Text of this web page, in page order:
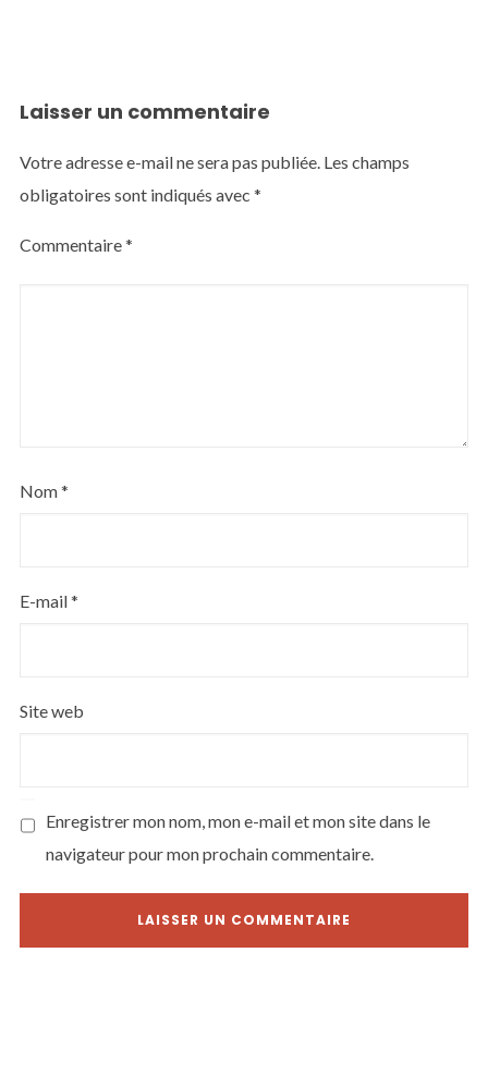
Laisser un commentaire
Votre adresse e-mail ne sera pas publiée. Les champs
obligatoires sont indiqués avec *
Commentaire*
Nom*
E-mail*
Site web
Enregistrer mon nom, mon e-mail et mon site dans le
navigateur pour mon prochain commentaire.